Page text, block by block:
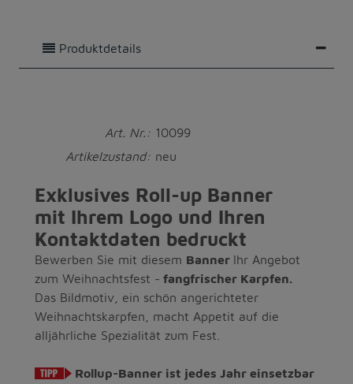
Produktdetails
Art. Nr.: 10099
Artikelzustand: neu
Exklusives Roll-up Banner
mit Ihrem Logo und Ihren
Kontaktdaten bedruckt
Bewerben Sie mit diesem Banner Ihr Angebot
zum Weihnachtsfest - fangfrischer Karpfen.
Das Bildmotiv, ein schön angerichteter
Weihnachtskarpfen, macht Appetit auf die
alljährliche Spezialität zum Fest.
Rollup-Banner ist jedes Jahr einsetzbar